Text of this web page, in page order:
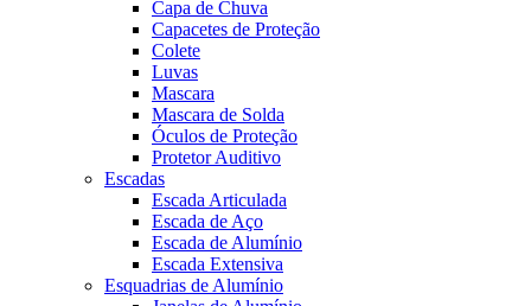
Capa de Chuva
Capacetes de Proteção
Colete
Luvas
Mascara
Mascara de Solda
Óculos de Proteção
Protetor Auditivo
Escadas
Escada Articulada
Escada de Aço
Escada de Alumínio
Escada Extensiva
Esquadrias de Alumínio